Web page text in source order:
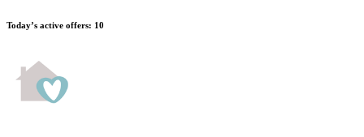
Today’s active offers: 10